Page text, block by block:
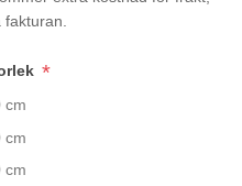
*
cm
cm
cm